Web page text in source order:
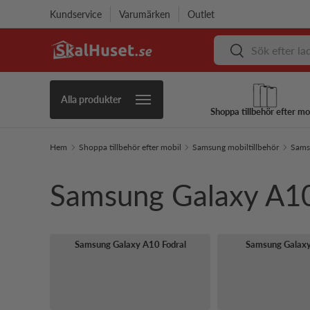
Kundservice Varumärken Outlet
Sök Sök
Alla produkter
Shoppa tillbehör efter
Hem Shoppa tillbehör efter mobil Samsung mobiltillbehör
Samsung Galaxy
Samsung Galaxy A10 Fodral Samsung